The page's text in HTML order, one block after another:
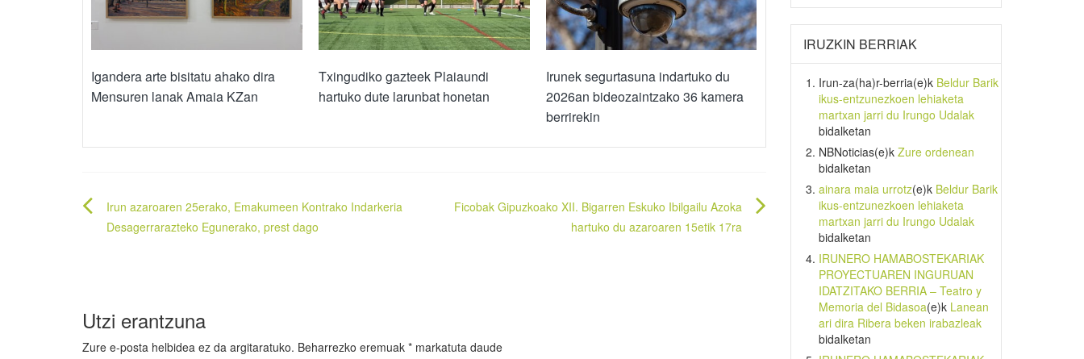
Igandera arte bisitatu ahako dira
Mensuren lanak Amaia KZan
Txingudiko gazteek Plaiaundi
hartuko dute larunbat honetan
Irunek segurtasuna indartuko du
2026an bideozaintzako 36 kamera
berrirekin
Bidalketetan
zehar
Irun azaroaren 25erako, Emakumeen Kontrako Indarkeria
Desagerrarazteko Egunerako, prest dago
Ficobak Gipuzkoako XII. Bigarren Eskuko Ibilgailu Azoka
hartuko du azaroaren 15etik 17ra
Utzi erantzuna
Zure e-posta helbidea ez da argitaratuko. Beharrezko eremuak * markatuta daude
IRUZKIN BERRIAK
Irun-za(ha)r-berria(e)k Beldur Barik
ikus-entzunezkoen lehiaketa
martxan jarri du Irungo Udalak
bidalketan
NBNoticias(e)k Zure ordenean
bidalketan
ainara maia urrotz(e)k Beldur Barik
ikus-entzunezkoen lehiaketa
martxan jarri du Irungo Udalak
bidalketan
IRUNERO HAMABOSTEKARIAK
PROYECTUAREN INGURUAN
IDATZITAKO BERRIA – Teatro y
Memoria del Bidasoa(e)k Lanean
ari dira Ribera beken irabazleak
bidalketan